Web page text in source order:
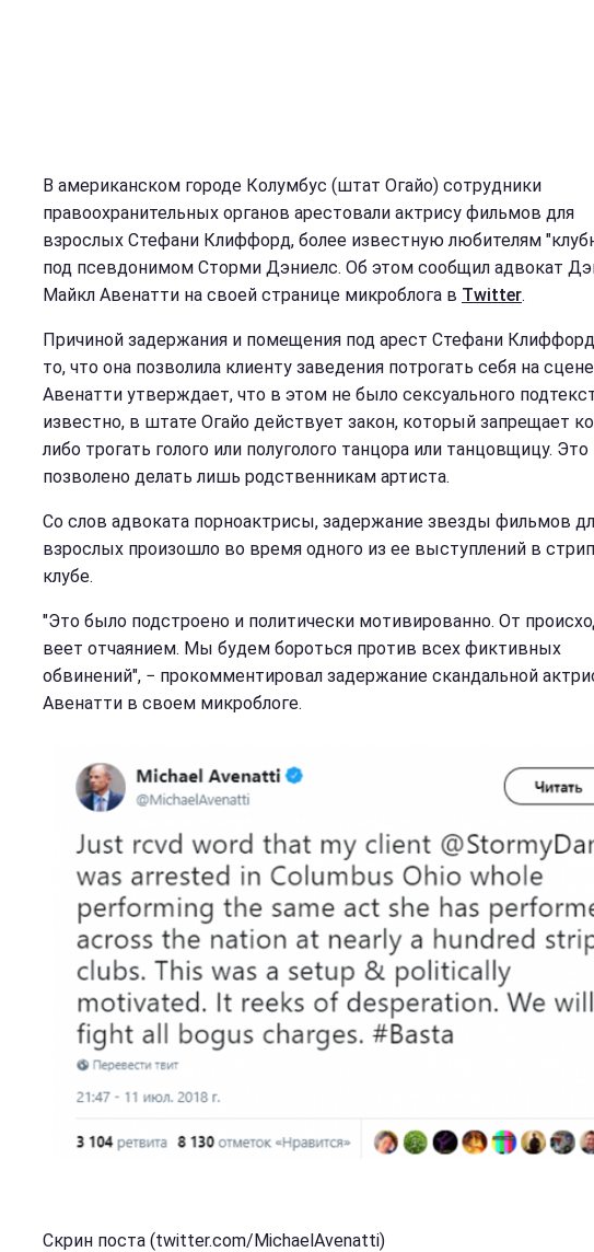
В американском городе Колумбус (штат Огайо) сотрудники
правоохранительных органов арестовали актрису фильмов для
взрослых Стефани Клиффорд, более известную любителям
под псевдонимом Сторми Дэниелс. Об этом сообщил адвокат
Майкл Авенатти на своей странице микроблога в Twitter.
Причиной задержания и помещения под арест Стефани
то, что она позволила клиенту заведения потрогать себя на
Авенатти утверждает, что в этом не было сексуального
известно, в штате Огайо действует закон, который запрещает
либо трогать голого или полуголого танцора или танцовщицу. Это
позволено делать лишь родственникам артиста.
Со слов адвоката порноактрисы, задержание звезды фильмов
взрослых произошло во время одного из ее выступлений в
клубе.
"Это было подстроено и политически мотивированно. От
веет отчаянием. Мы будем бороться против всех фиктивных
обвинений", − прокомментировал задержание скандальной
Авенатти в своем микроблоге.
Скрин поста (twitter.com/MichaelAvenatti)